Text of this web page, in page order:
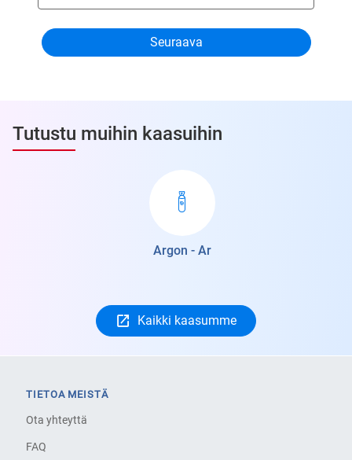
Tutustu muihin kaasuihin
Argon - Ar
Kaikki kaasumme
TIETOA MEISTÄ
Ota yhteyttä
FAQ